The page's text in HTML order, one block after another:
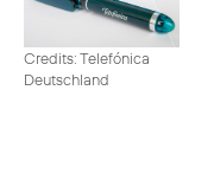
Credits: Telefónica
Deutschland